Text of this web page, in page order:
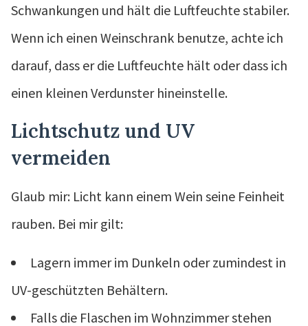
Schwankungen und hält die Luftfeuchte stabiler.
Wenn ich einen Weinschrank benutze, achte ich
darauf, dass er die Luftfeuchte hält oder dass ich
einen kleinen Verdunster hineinstelle.
Lichtschutz und UV
vermeiden
Glaub mir: Licht kann einem Wein seine Feinheit
rauben. Bei mir gilt:
Lagern immer im Dunkeln oder zumindest in
UV-geschützten Behältern.
Falls die Flaschen im Wohnzimmer stehen